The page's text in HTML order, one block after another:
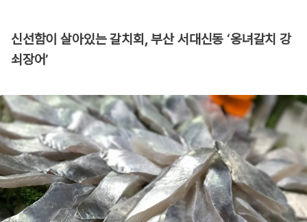
신선함이 살아있는 갈치회, 부산 서대신동 ‘옹녀갈치 강
쇠장어’